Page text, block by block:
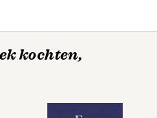
Overheid en
AND STATE 21
kochten,